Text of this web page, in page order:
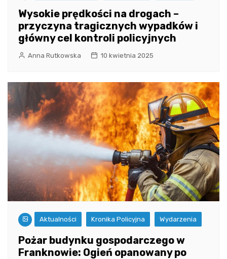
Wysokie prędkości na drogach –
przyczyna tragicznych wypadków i
główny cel kontroli policyjnych
Anna Rutkowska 10 kwietnia 2025
Aktualności Kronika Policyjna Wydarzenia
Pożar budynku gospodarczego w
Franknowie: Ogień opanowany po